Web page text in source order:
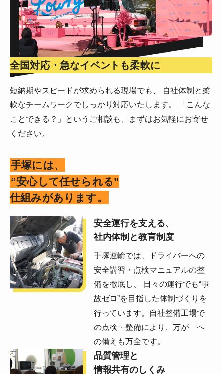
全国対応・急なイベントも柔軟に
短納期やスピードが求められる現場でも、 自社体制と柔
軟なチームワークでしっかり対応いたします。 「こんな
ことできる？」というご相談も、まずはお気軽にお寄せ
ください。
手塚には、
“安心して任せられる”
仕組みがあります。
安全運行を支える、
社内体制と教育制度
手塚運輸では、ドライバーへの
安全講習・点検マニュアルの整
備を徹底し、 日々の運行でも“事
故ゼロ”を目指した体制づくりを
行っています。自社整備工場で
の点検・整備により、万が一へ
の備えも万全です。
品質管理と
情報共有のしくみ